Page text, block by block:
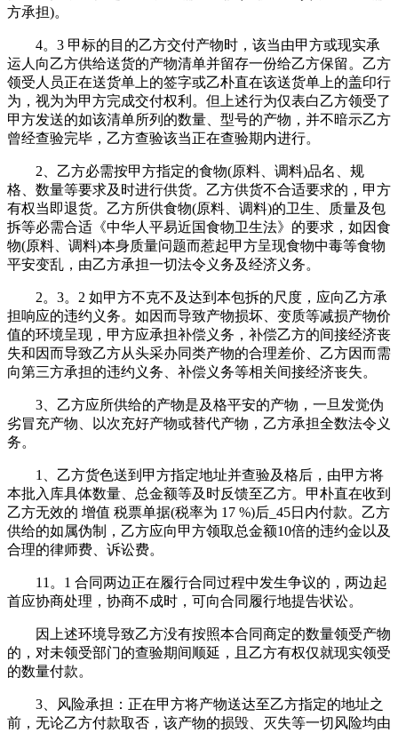
方承担)。
4。3 甲标的目的乙方交付产物时，该当由甲方或现实承
运人向乙方供给送货的产物清单并留存一份给乙方保留。乙方
领受人员正在送货单上的签字或乙朴直在该送货单上的盖印行
为，视为为甲方完成交付权利。但上述行为仅表白乙方领受了
甲方发送的如该清单所列的数量、型号的产物，并不暗示乙方
曾经查验完毕，乙方查验该当正在查验期内进行。
2、乙方必需按甲方指定的食物(原料、调料)品名、规
格、数量等要求及时进行供货。乙方供货不合适要求的，甲方
有权当即退货。乙方所供食物(原料、调料)的卫生、质量及包
拆等必需合适《中华人平易近国食物卫生法》的要求，如因食
物(原料、调料)本身质量问题而惹起甲方呈现食物中毒等食物
平安变乱，由乙方承担一切法令义务及经济义务。
2。3。2 如甲方不克不及达到本包拆的尺度，应向乙方承
担响应的违约义务。如因而导致产物损坏、变质等减损产物价
值的环境呈现，甲方应承担补偿义务，补偿乙方的间接经济丧
失和因而导致乙方从头采办同类产物的合理差价、乙方因而需
向第三方承担的违约义务、补偿义务等相关间接经济丧失。
3、乙方应所供给的产物是及格平安的产物，一旦发觉伪
劣冒充产物、以次充好产物或替代产物，乙方承担全数法令义
务。
1、乙方货色送到甲方指定地址并查验及格后，由甲方将
本批入库具体数量、总金额等及时反馈至乙方。甲朴直在收到
乙方无效的 增值 税票单据(税率为 17 %)后_45日内付款。乙方
供给的如属伪制，乙方应向甲方领取总金额10倍的违约金以及
合理的律师费、诉讼费。
11。1 合同两边正在履行合同过程中发生争议的，两边起
首应协商处理，协商不成时，可向合同履行地提告状讼。
因上述环境导致乙方没有按照本合同商定的数量领受产物
的，对未领受部门的查验期间顺延，且乙方有权仅就现实领受
的数量付款。
3、风险承担：正在甲方将产物送达至乙方指定的地址之
前，无论乙方付款取否，该产物的损毁、灭失等一切风险均由